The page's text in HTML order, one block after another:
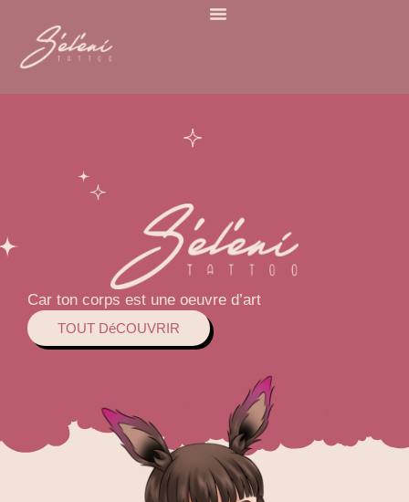
Car ton corps est une oeuvre d’art
TOUT DéCOUVRIR